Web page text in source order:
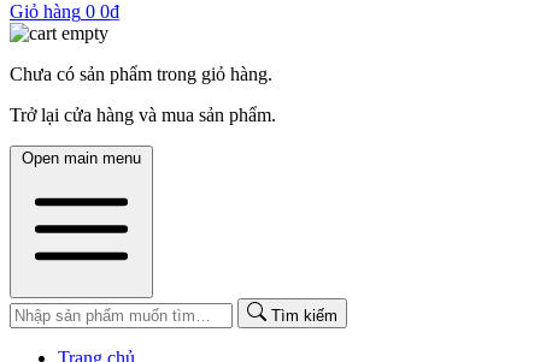
Giỏ hàng 0 0₫
Chưa có sản phẩm trong giỏ hàng.
Trở lại cửa hàng và mua sản phẩm.
Open main menu
Tìm kiếm
Trang chủ